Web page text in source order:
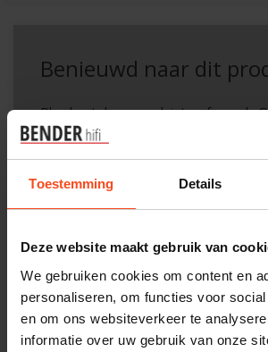
Toestemming Details
Deze website maakt gebruik van
We gebruiken cookies om content en
personaliseren, om functies voor
en om ons websiteverkeer te
informatie over uw gebruik van onze
Benieuwd naar dit
Plan kosteloos een luisterafspraak.
nodig bij je bestelling? Neem
klantenservice.
Interesse in product
Maak een luisterafspraak
Productomschrijving